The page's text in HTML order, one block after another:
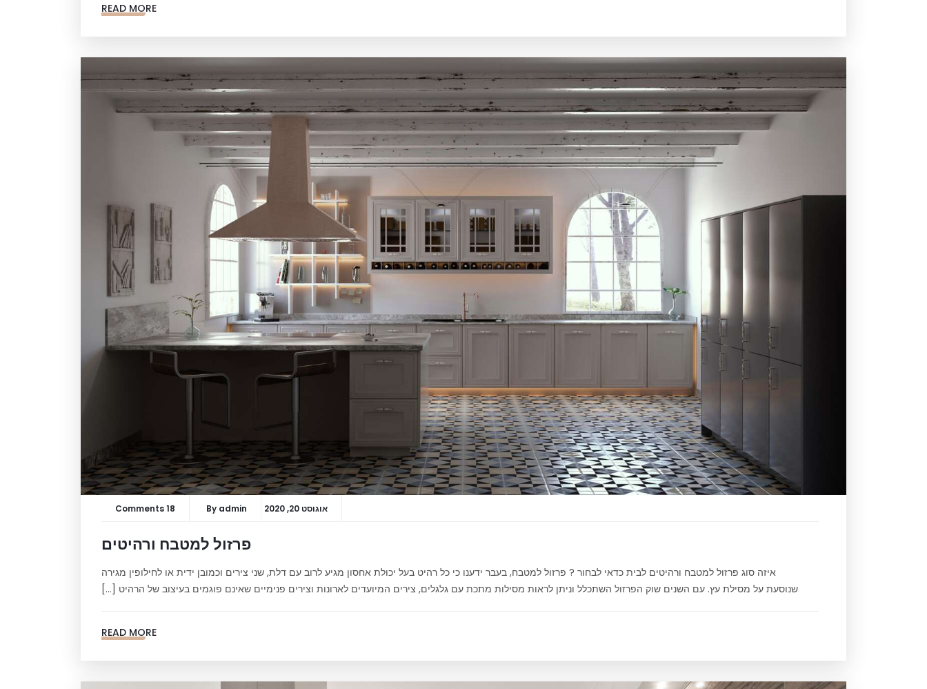
READ MORE
אוגוסט 20, 2020 By admin
18 Comments
פרזול למטבח ורהיטים
איזה סוג פרזול למטבח ורהיטים לבית כדאי לבחור ? פרזול למטבח, בעבר ידענו כי כל רהיט בעל יכולת אחסון מגיע לרוב עם דלת, שני צירים וכמובן ידית או לחילופין מגירה
שנוסעת על מסילת עץ. עם השנים שוק הפרזול השתכלל וניתן לראות מסילות מתכת עם גלגלים, צירים המיועדים לארונות וצירים פנימיים שאינם פוגמים בעיצוב של הרהיט […]
READ MORE